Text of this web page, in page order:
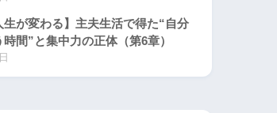
生が変わる】主夫生活で得た“自分
間”と集中力の正体（第6章）